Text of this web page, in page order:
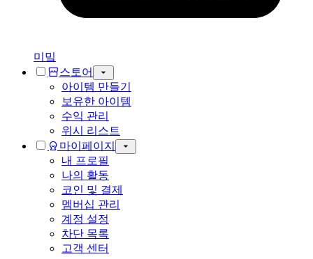
미밐
스토어
아이템 만들기
보유한 아이템
수익 관리
위시 리스트
마이페이지
내 프로필
나의 활동
코인 및 결제
멤버십 관리
계정 설정
차단 목록
고객 센터